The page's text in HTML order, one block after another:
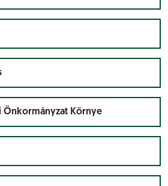
Önkormányzat Környe